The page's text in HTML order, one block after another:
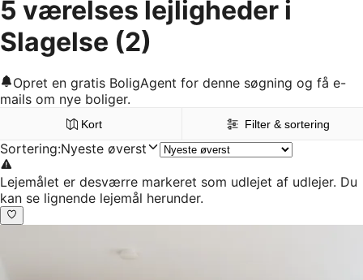
5 værelses lejligheder i
Slagelse (2)
Opret en gratis BoligAgent for denne søgning og få e-
mails om nye boliger.
Kort Filter & sortering
Sortering:Nyeste øverst
Lejemålet er desværre markeret som udlejet af udlejer. Du
kan se lignende lejemål herunder.